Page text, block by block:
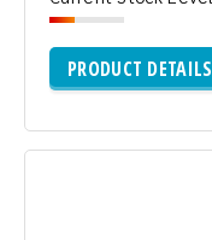
PRODUCT DETAILS